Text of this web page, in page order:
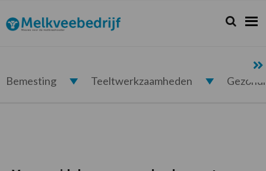
de
hoofdnavigatie
de
hoofd
de
eerste
de
voettekst
Melkveebedrijf.nl Zoeken...
Zoek
Bemesting Teeltwerkzaamheden